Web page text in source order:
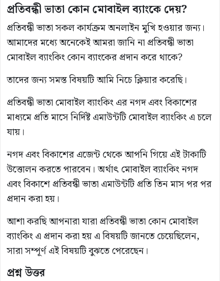
প্রতিবন্ধীভাতা কোনমোবাইলব্যাংকে দেয়?
প্রতিবন্ধী ভাতা সকল কার্যক্রম অনলাইন মুখি হওয়ার জন্য।
আমাদের মধ্যে অনেকেই আমরা জানি না প্রতিবন্ধী ভাতা
মোবাইল ব্যাংকিং কোন ব্যাংকের প্রদান করে থাকে?
তাদের জন্য সমস্ত বিষয়টি আমি নিচে ক্লিয়ার করেছি।
প্রতিবন্ধী ভাতা মোবাইল ব্যাংকিং এর নগদ এবং বিকাশের
মাধ্যমে প্রতি মাসে নির্দিষ্ট এমাউন্টটি মোবাইল ব্যাংকিং এ চলে
যায়।
নগদ এবং বিকাশের এজেন্ট থেকে আপনি গিয়ে এই টাকাটি
উত্তোলন করতে পারবেন। অর্থাৎ মোবাইল ব্যাংকিং নগদ
এবং বিকাশে প্রতিবন্ধী ভাতা এমাউন্টটি প্রতি তিন মাস পর পর
প্রদান করা হয়।
আশা করছি আপনারা যারা প্রতিবন্ধী ভাতা কোন মোবাইল
ব্যাংকিং এ প্রদান করা হয় এ বিষয়টি জানতে চেয়েছিলেন,
সারা সম্পূর্ণ এই বিষয়টি বুঝতে পেরেছেন।
প্রশ্নউত্তর